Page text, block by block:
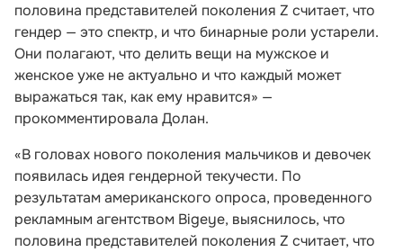
половина представителей поколения Z считает, что
гендер — это спектр, и что бинарные роли устарели.
Они полагают, что делить вещи на мужское и
женское уже не актуально и что каждый может
выражаться так, как ему нравится» —
прокомментировала Долан.
«В головах нового поколения мальчиков и девочек
появилась идея гендерной текучести. По
результатам американского опроса, проведенного
рекламным агентством Bigeye, выяснилось, что
половина представителей поколения Z считает, что